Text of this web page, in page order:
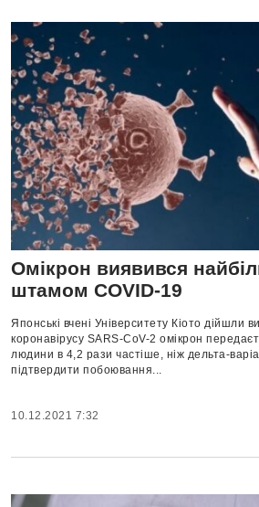
Омікрон виявився
штамом COVID-19
Японські вчені Університету Кіото дійшли
коронавірусу SARS-CoV-2 омікрон
людини в 4,2 рази частіше, ніж дельта-
підтвердити побоювання...
10.12.2021 7:32